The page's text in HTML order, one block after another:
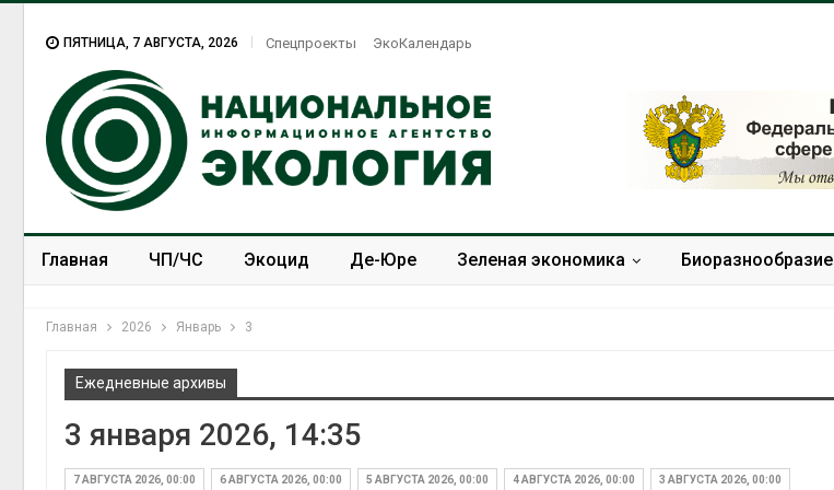
ПЯТНИЦА, 7 АВГУСТА, 2026 Спецпроекты ЭкоКалендарь
Главная ЧП/ЧС Экоцид Де-Юре Зеленая экономика Биоразнообразие
Главная 2026 Январь 3
Ежедневные архивы
3 января 2026, 14:35
7 АВГУСТА 2026, 00:00 6 АВГУСТА 2026, 00:00 5 АВГУСТА 2026, 00:00 4 АВГУСТА 2026, 00:00 3 АВГУСТА 2026, 00:00
переживать жару